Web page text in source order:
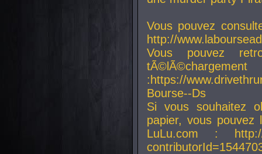
Vous pouvez
http://
Vous pouvez
:https://
Bourse--Ds
Si vous souhaitez
papier, vous
LuLu.com : http://